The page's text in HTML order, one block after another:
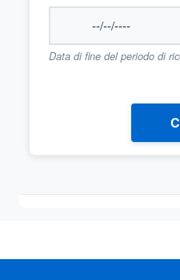
Data di fine del periodo di